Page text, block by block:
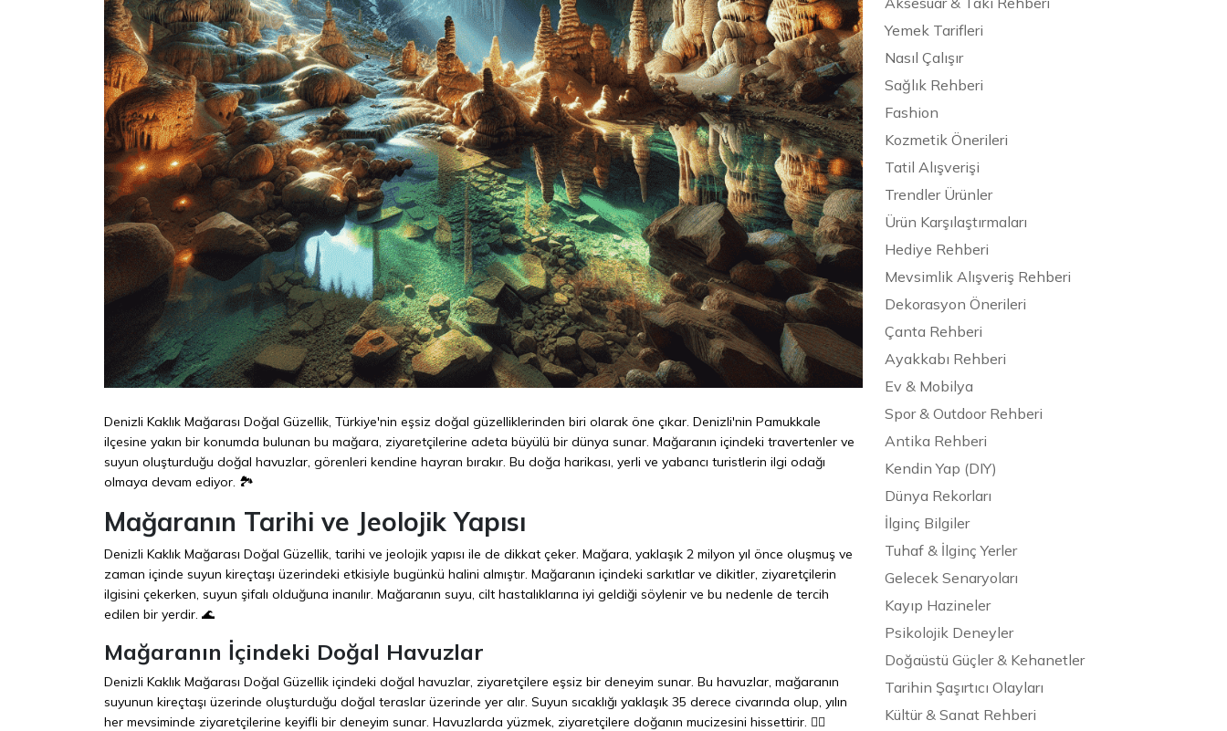
Denizli Kaklık Mağarası Doğal Güzellik, Türkiye'nin eşsiz doğal güzelliklerinden biri olarak öne çıkar. Denizli'nin Pamukkale
ilçesine yakın bir konumda bulunan bu mağara, ziyaretçilerine adeta büyülü bir dünya sunar. Mağaranın içindeki travertenler ve
suyun oluşturduğu doğal havuzlar, görenleri kendine hayran bırakır. Bu doğa harikası, yerli ve yabancı turistlerin ilgi odağı
olmaya devam ediyor. 🏞️
Mağaranın Tarihi ve Jeolojik Yapısı
Denizli Kaklık Mağarası Doğal Güzellik, tarihi ve jeolojik yapısı ile de dikkat çeker. Mağara, yaklaşık 2 milyon yıl önce oluşmuş ve
zaman içinde suyun kireçtaşı üzerindeki etkisiyle bugünkü halini almıştır. Mağaranın içindeki sarkıtlar ve dikitler, ziyaretçilerin
ilgisini çekerken, suyun şifalı olduğuna inanılır. Mağaranın suyu, cilt hastalıklarına iyi geldiği söylenir ve bu nedenle de tercih
edilen bir yerdir. 🌊
Mağaranın İçindeki Doğal Havuzlar
Denizli Kaklık Mağarası Doğal Güzellik içindeki doğal havuzlar, ziyaretçilere eşsiz bir deneyim sunar. Bu havuzlar, mağaranın
suyunun kireçtaşı üzerinde oluşturduğu doğal teraslar üzerinde yer alır. Suyun sıcaklığı yaklaşık 35 derece civarında olup, yılın
her mevsiminde ziyaretçilerine keyifli bir deneyim sunar. Havuzlarda yüzmek, ziyaretçilere doğanın mucizesini hissettirir. 🏊‍♂️
Yemek Tarifleri
Nasıl Çalışır
Sağlık Rehberi
Fashion
Kozmetik Önerileri
Tatil Alışverişi
Trendler Ürünler
Ürün Karşılaştırmaları
Hediye Rehberi
Mevsimlik Alışveriş Rehberi
Dekorasyon Önerileri
Çanta Rehberi
Ayakkabı Rehberi
Ev & Mobilya
Spor & Outdoor Rehberi
Antika Rehberi
Kendin Yap (DIY)
Dünya Rekorları
İlginç Bilgiler
Tuhaf & İlginç Yerler
Gelecek Senaryoları
Kayıp Hazineler
Psikolojik Deneyler
Doğaüstü Güçler & Kehanetler
Tarihin Şaşırtıcı Olayları
Kültür & Sanat Rehberi